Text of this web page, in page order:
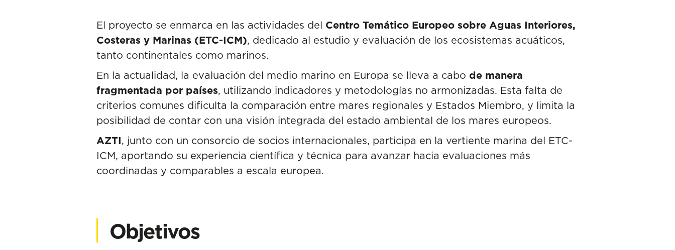
El proyecto se enmarca en las actividades del Centro Temático Europeo sobre Aguas Interiores,
Costeras y Marinas (ETC-ICM), dedicado al estudio y evaluación de los ecosistemas acuáticos,
tanto continentales como marinos.
En la actualidad, la evaluación del medio marino en Europa se lleva a cabo de manera
fragmentada por países, utilizando indicadores y metodologías no armonizadas. Esta falta de
criterios comunes dificulta la comparación entre mares regionales y Estados Miembro, y limita la
posibilidad de contar con una visión integrada del estado ambiental de los mares europeos.
AZTI, junto con un consorcio de socios internacionales, participa en la vertiente marina del ETC-
ICM, aportando su experiencia científica y técnica para avanzar hacia evaluaciones más
coordinadas y comparables a escala europea.
Objetivos